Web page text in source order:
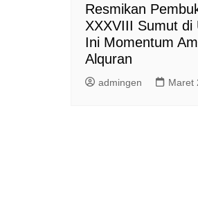
Resmikan
XXXVIII Sumut di
Ini Momentum
Alquran
admingen Maret